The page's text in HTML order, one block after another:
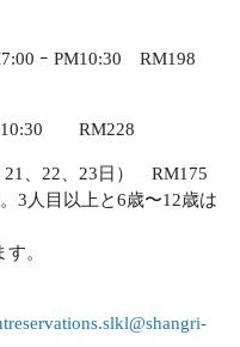
ｰ PM10:30 RM198
RM228
21、22、23日） RM175
3人目以上と6歳〜12歳は
。